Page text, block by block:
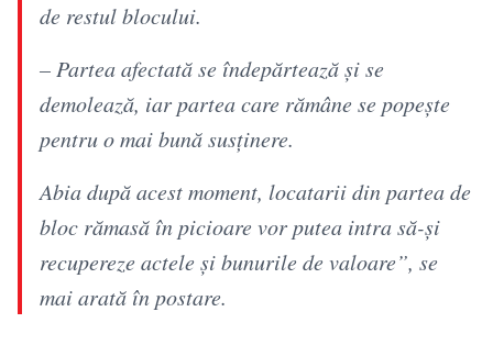
de restul blocului.
– Partea afectată se îndepărtează și se
demolează, iar partea care rămâne se popește
pentru o mai bună susținere.
Abia după acest moment, locatarii din partea de
bloc rămasă în picioare vor putea intra să-și
recupereze actele și bunurile de valoare”, se
mai arată în postare.